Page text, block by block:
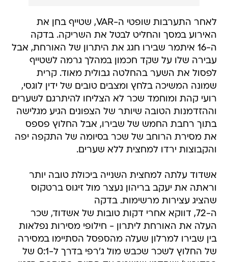
לאחר התערבות שופטי ה-VAR, שטייף בחן את
האירוע במסך והחליט לבטל את השריקה. בדקה
ה-16 איתמר שבירו חגג את היתרון של האורחת, אבל
עבירה שלו על שקד חכמון במהלך גרמה לשטייף
לפסול את השער בהחלטה גבולית מאוד. קרית
שמונה המשיכה בלחץ ומצבים טובים של ידין לוגסי,
רועי קהת ומוחמד שכר לא הצליחו להיתרגם לשערים
וההזדמנות הטובה שיותר של הצפונים הגיע מגלישה
בתוך רחבת החמש של שבירו, אבל החלוץ פספס
את מסירת הרוחב של שכר בסיומה של התקפה יפה
והקבוצות ירדו למחצית ללא שערים.
אשדוד עלתה למחצית השנייה ביכולת טובה יותר
וראתה את יעקב בריהון נעצר מול זיגוס ברטקוס
שהציג עצירות מרשימות. בדקה
ה-72, דווקא אחרי דקות טובות של אשדוד, שכר
העלה את האורחת ליתרון - חילופי מסירות נפלאות
בין שבירו למרלון שעלה מהספסל הסתיימו במסירה
של החלוץ לשכר שכבש מול ג'רפי בדרך ל-0:1 של